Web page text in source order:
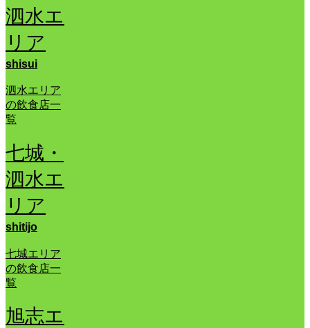
泗水エ
リア
shisui
泗水エリア
の飲食店一
覧
七城・
泗水エ
リア
shitijo
七城エリア
の飲食店一
覧
旭志エ